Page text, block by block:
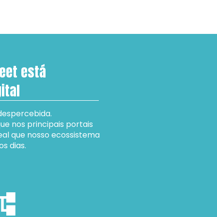
está
nos principais portais
que nosso ecossistema
dias.